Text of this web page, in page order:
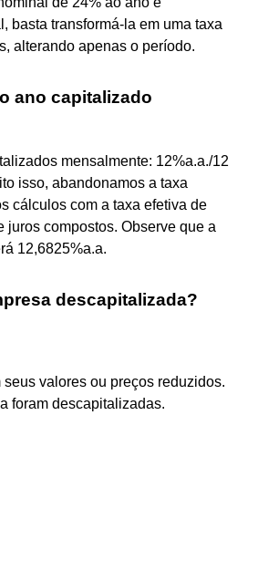
basta transformá-la em uma taxa
alterando apenas o período.
ano capitalizado
mensalmente: 12%a.a./12
isso, abandonamos a taxa
cálculos com a taxa efetiva de
juros compostos. Observe que a
12,6825%a.a.
descapitalizada?
valores ou preços reduzidos.
foram descapitalizadas.